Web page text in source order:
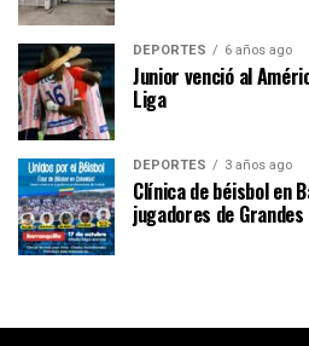
DEPORTES 6 años ago
Junior venció al
Liga
DEPORTES 3 años ago
Clínica de béisbol en
jugadores de